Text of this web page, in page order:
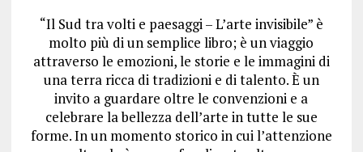
“Il Sud tra volti e paesaggi – L’arte invisibile” è
molto più di un semplice libro; è un viaggio
attraverso le emozioni, le storie e le immagini di
una terra ricca di tradizioni e di talento. È un
invito a guardare oltre le convenzioni e a
celebrare la bellezza dell’arte in tutte le sue
forme. In un momento storico in cui l’attenzione